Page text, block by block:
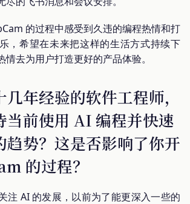
的过程中感受到久违的编程热情和打
，希望在未来把这样的生活方式持续下
去为用户打造更好的产品体验。
年经验的软件工程师，
当前使用 AI 编程并快速
趋势？这是否影响了你开
的过程？
注 AI 的发展，以前为了能更深入一些的